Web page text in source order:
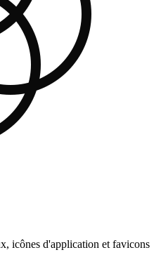
icônes d'application et favicons